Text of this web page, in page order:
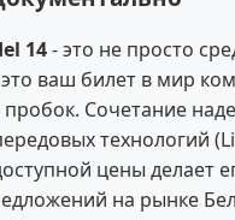
14- это не просто
ваш билет в мир
пробок. Сочетание
технологий
цены делает
на рынке